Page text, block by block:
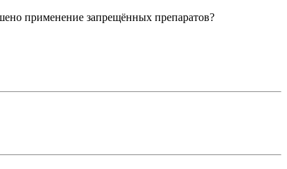
применение запрещённых препаратов?